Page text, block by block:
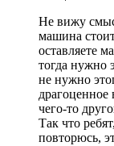
Не вижу
машина
оставляете
тогда нужно
не нужно
чего-то
Так что
повторюсь,